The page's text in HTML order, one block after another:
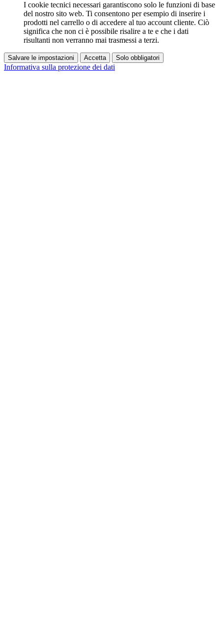
I cookie tecnici necessari garantiscono solo le funzioni di base
del nostro sito web. Ti consentono per esempio di inserire i
prodotti nel carrello o di accedere al tuo account cliente. Ciò
significa che non ci è possibile risalire a te e che i dati
risultanti non verranno mai trasmessi a terzi.
Salvare le impostazioni Accetta Solo obbligatori
Informativa sulla protezione dei dati